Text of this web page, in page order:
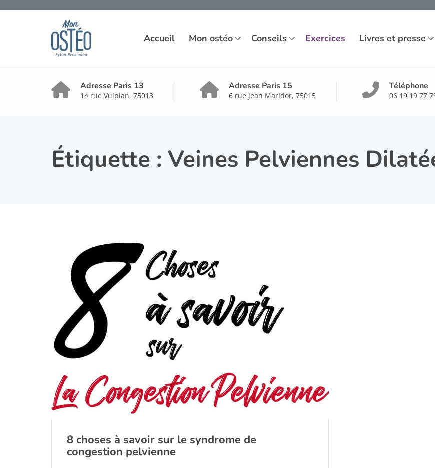
Accueil Mon ostéo Conseils Exercices Livres et presse
Adresse Paris 13
14 rue Vulpian, 75013
Adresse Paris 15
6 rue Jean Maridor, 75015
Téléphone
06 19 19 77
Étiquette : Veines Pelviennes
8 choses à savoir sur le syndrome de
congestion pelvienne